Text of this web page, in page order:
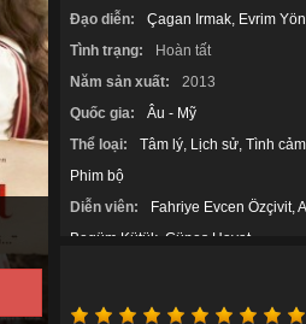
Đạo diễn:
Çagan Irmak Evrim
Tình trạng:
Hoàn tất
Năm sản xuất:
2013
Quốc gia:
Âu - Mỹ
Thể loại:
Tâm lý Lịch sử Tình
Phim bộ
Diễn viên:
Fahriye Evcen Özçivit
Begüm Kütük Günes Hayat